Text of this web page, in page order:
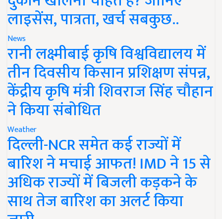
लाइसेंस, पात्रता, खर्च सबकुछ..
News
रानी लक्ष्मीबाई कृषि विश्वविद्यालय में
तीन दिवसीय किसान प्रशिक्षण संपन्न,
केंद्रीय कृषि मंत्री शिवराज सिंह चौहान
ने किया संबोधित
Weather
दिल्ली-NCR समेत कई राज्यों में
बारिश ने मचाई आफत! IMD ने 15 से
अधिक राज्यों में बिजली कड़कने के
साथ तेज बारिश का अलर्ट किया